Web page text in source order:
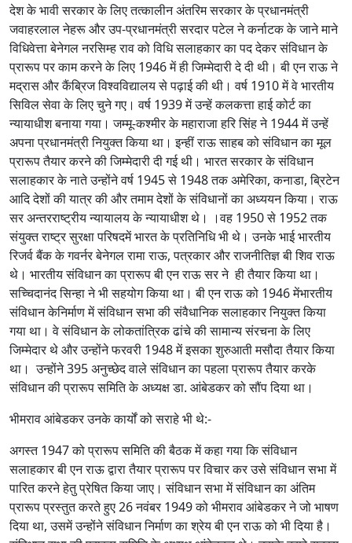
देश के भावी सरकार के लिए तत्कालीन अंतरिम सरकार के प्रधानमंत्री
जवाहरलाल नेहरू और उप-प्रधानमंत्री सरदार पटेल ने कर्नाटक के जाने माने
विधिवेत्ता बेनेगल नरसिम्ह राव को विधि सलाहकार का पद देकर संविधान के
प्रारूप पर काम करने के लिए 1946 में ही जिम्मेदारी दे दी थी। बी एन राऊ ने
मद्रास और कैंब्रिज विश्वविद्यालय से पढ़ाई की थी। वर्ष 1910 में वे भारतीय
सिविल सेवा के लिए चुने गए। वर्ष 1939 में उन्हें कलकत्ता हाई कोर्ट का
न्यायाधीश बनाया गया। जम्मू-कश्मीर के महाराजा हरि सिंह ने 1944 में उन्हें
अपना प्रधानमंत्री नियुक्त किया था। इन्हीं राऊ साहब को संविधान का मूल
प्रारूप तैयार करने की जिम्मेदारी दी गई थी। भारत सरकार के संविधान
सलाहकार के नाते उन्होंने वर्ष 1945 से 1948 तक अमेरिका, कनाडा, ब्रिटेन
आदि देशों की यात्र की और तमाम देशों के संविधानों का अध्ययन किया। राऊ
सर अन्तरराष्ट्रीय न्यायालय के न्यायाधीश थे। ।वह 1950 से 1952 तक
संयुक्त राष्ट्र सुरक्षा परिषदमें भारत के प्रतिनिधि भी थे। उनके भाई भारतीय
रिजर्व बैंक के गवर्नर बेनेगल रामा राऊ, पत्रकार और राजनीतिज्ञ बी शिव राऊ
थे। भारतीय संविधान का प्रारूप बी एन राऊ सर ने ही तैयार किया था।
सच्चिदानंद सिन्हा ने भी सहयोग किया था। बी एन राऊ को 1946 मेंभारतीय
संविधान केनिर्माण में संविधान सभा की संवैधानिक सलाहकार नियुक्त किया
गया था। वे संविधान के लोकतांत्रिक ढांचे की सामान्य संरचना के लिए
जिम्मेदार थे और उन्होंने फरवरी 1948 में इसका शुरुआती मसौदा तैयार किया
था। उन्होंने 395 अनुच्छेद वाले संविधान का पहला प्रारूप तैयार करके
संविधान की प्रारूप समिति के अध्यक्ष डा. आंबेडकर को सौंप दिया था।
भीमराव आंबेडकर उनके कार्यों को सराहे भी थे:-
अगस्त 1947 को प्रारूप समिति की बैठक में कहा गया कि संविधान
सलाहकार बी एन राऊ द्वारा तैयार प्रारूप पर विचार कर उसे संविधान सभा में
पारित करने हेतु प्रेषित किया जाए। संविधान सभा में संविधान का अंतिम
प्रारूप प्रस्तुत करते हुए 26 नवंबर 1949 को भीमराव आंबेडकर ने जो भाषण
दिया था, उसमें उन्होंने संविधान निर्माण का श्रेय बी एन राऊ को भी दिया है।